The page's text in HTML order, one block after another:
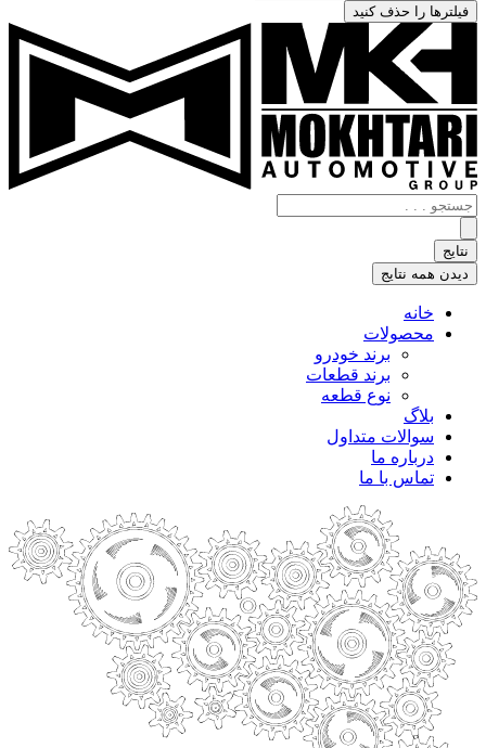
فیلترها را حذف کنید
جستجو
.
.
.
نتایج
دیدن همه نتایج
خانه
محصولات
برند خودرو
برند قطعات
نوع قطعه
بلاگ
سوالات متداول
درباره ما
تماس با ما